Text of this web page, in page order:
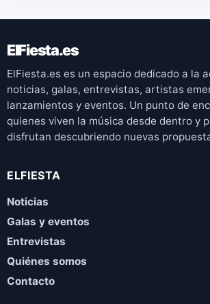
ElFiesta.es
ElFiesta.es es un espacio dedicado a la
noticias, galas, entrevistas, artistas
lanzamientos y eventos. Un punto de
quienes viven la música desde dentro y
disfrutan descubriendo nuevas
ELFIESTA
Noticias
Galas y eventos
Entrevistas
Quiénes somos
Contacto